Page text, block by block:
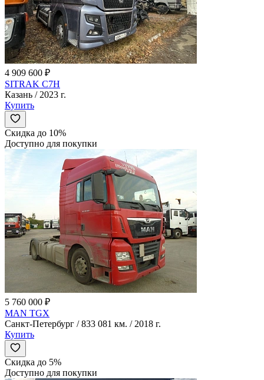
4 909 600 ₽
SITRAK C7H
Казань / 2023 г.
Купить
Скидка до 10%
Доступно для покупки
5 760 000 ₽
MAN TGX
Санкт-Петербург / 833 081 км. / 2018 г.
Купить
Скидка до 5%
Доступно для покупки